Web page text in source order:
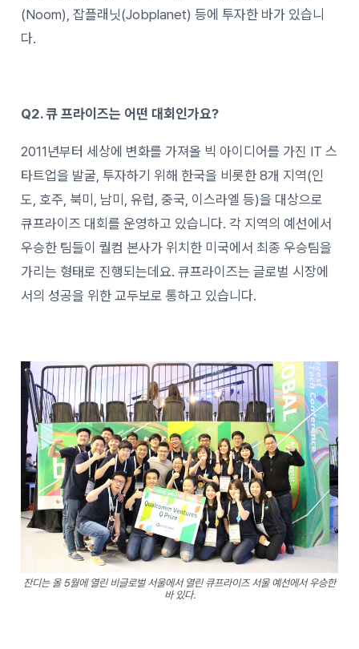
(Noom), 잡플래닛(Jobplanet) 등에 투자한 바가 있습니
다.
Q2. 큐 프라이즈는 어떤 대회인가요?
2011년부터 세상에 변화를 가져올 빅 아이디어를 가진 IT 스
타트업을 발굴, 투자하기 위해 한국을 비롯한 8개 지역(인
도, 호주, 북미, 남미, 유럽, 중국, 이스라엘 등)을 대상으로
큐프라이즈 대회를 운영하고 있습니다. 각 지역의 예선에서
우승한 팀들이 퀄컴 본사가 위치한 미국에서 최종 우승팀을
가리는 형태로 진행되는데요. 큐프라이즈는 글로벌 시장에
서의 성공을 위한 교두보로 통하고 있습니다.
잔디는 올 5월에 열린 비글로벌 서울에서 열린 큐프라이즈 서울 예선에서 우승한
바 있다.